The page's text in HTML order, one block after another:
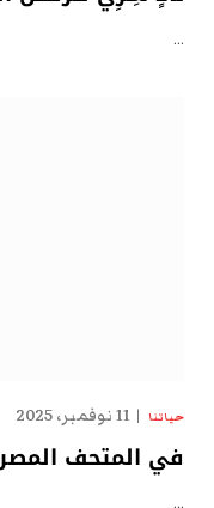
…
حياتنا 11 نوفمبر، 2025
في المتحف